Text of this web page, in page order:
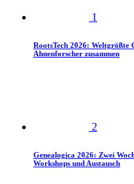
1
RootsTech 2026:
Ahnenforscher zusammen
2
Genealogica 2026: Zwei
Workshops und Austausch